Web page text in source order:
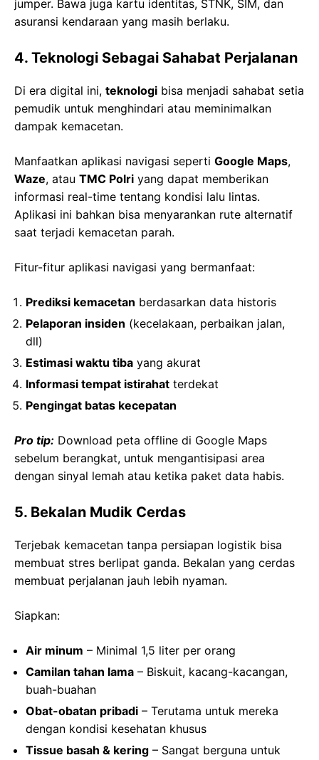
jumper. Bawa juga kartu identitas, STNK, SIM, dan
asuransi kendaraan yang masih berlaku.
4. Teknologi Sebagai Sahabat Perjalanan
Di era digital ini, teknologi bisa menjadi sahabat setia
pemudik untuk menghindari atau meminimalkan
dampak kemacetan.
Manfaatkan aplikasi navigasi seperti Google Maps,
Waze, atau TMC Polri yang dapat memberikan
informasi real-time tentang kondisi lalu lintas.
Aplikasi ini bahkan bisa menyarankan rute alternatif
saat terjadi kemacetan parah.
Fitur-fitur aplikasi navigasi yang bermanfaat:
Prediksi kemacetan berdasarkan data historis
Pelaporan insiden (kecelakaan, perbaikan jalan,
dll)
Estimasi waktu tiba yang akurat
Informasi tempat istirahat terdekat
Pengingat batas kecepatan
Pro tip: Download peta offline di Google Maps
sebelum berangkat, untuk mengantisipasi area
dengan sinyal lemah atau ketika paket data habis.
5. Bekalan Mudik Cerdas
Terjebak kemacetan tanpa persiapan logistik bisa
membuat stres berlipat ganda. Bekalan yang cerdas
membuat perjalanan jauh lebih nyaman.
Siapkan:
Air minum – Minimal 1,5 liter per orang
Camilan tahan lama – Biskuit, kacang-kacangan,
buah-buahan
Obat-obatan pribadi – Terutama untuk mereka
dengan kondisi kesehatan khusus
Tissue basah & kering – Sangat berguna untuk